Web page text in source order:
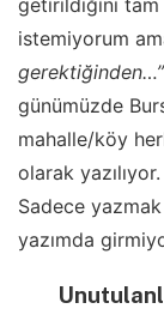
istemiyorum
gerektiğinden…”
günümüzde
mahalle/köy
olarak
Sadece
yazımda